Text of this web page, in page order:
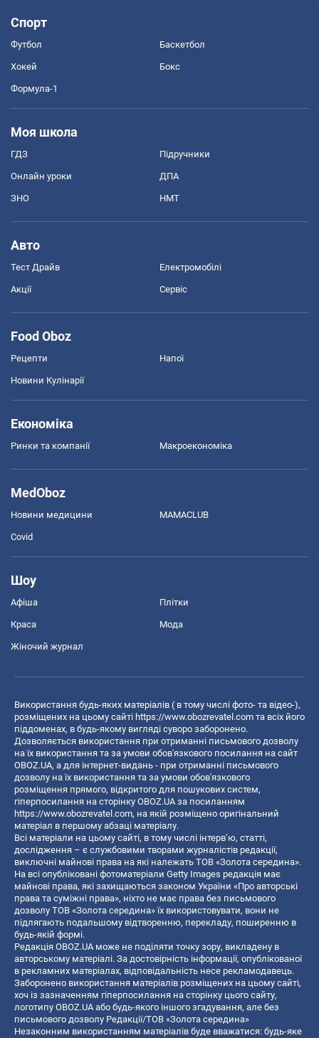
Спорт
Футбол Баскетбол
Хокей Бокс
Формула-1
Моя школа
ГДЗ Підручники
Онлайн уроки ДПА
ЗНО НМТ
Авто
Тест Драйв Електромобілі
Акції Сервіс
Food Oboz
Рецепти Напої
Новини Кулінарії
Економіка
Ринки та компанії Макроекономіка
MedOboz
Новини медицини MAMACLUB
Covid
Шоу
Афіша Плітки
Краса Мода
Жіночий журнал
Використання будь-яких матеріалів ( в тому числі фото- та відео-),
розміщених на цьому сайті https://www.obozrevatel.com та всіх його
піддоменах, в будь-якому вигляді суворо заборонено.
Дозволяється використання при отриманні письмового дозволу
на їх використання та за умови обов'язкового посилання на сайт
OBOZ.UA, а для інтернет-видань - при отриманні письмового
дозволу на їх використання та за умови обов'язкового
розміщення прямого, відкритого для пошукових систем,
гіперпосилання на сторінку OBOZ.UA за посиланням
https://www.obozrevatel.com, на якій розміщено оригінальний
матеріал в першому абзаці матеріалу.
Всі матеріали на цьому сайті, в тому числі інтерв’ю, статті,
дослідження – є службовими творами журналістів редакції,
виключні майнові права на які належать ТОВ «Золота середина».
На всі опубліковані фотоматеріали Getty Images редакція має
майнові права, які захищаються законом України «Про авторські
права та суміжні права», ніхто не має права без письмового
дозволу ТОВ «Золота середина» їх використовувати, вони не
підлягають подальшому відтворенню, перекладу, поширенню в
будь-якій формі.
Редакція OBOZ.UA може не поділяти точку зору, викладену в
авторському матеріалі. За достовірність інформації, опублікованої
в рекламних матеріалах, відповідальність несе рекламодавець.
Заборонено використання матеріалів розміщених на цьому сайті,
хоч із зазначенням гіперпосилання на сторінку цього сайту,
логотипу OBOZ.UA або будь-якого іншого згадування, але без
письмового дозволу Редакції/ТОВ «Золота середина»
Незаконним використанням матеріалів буде вважатися: будь-яке